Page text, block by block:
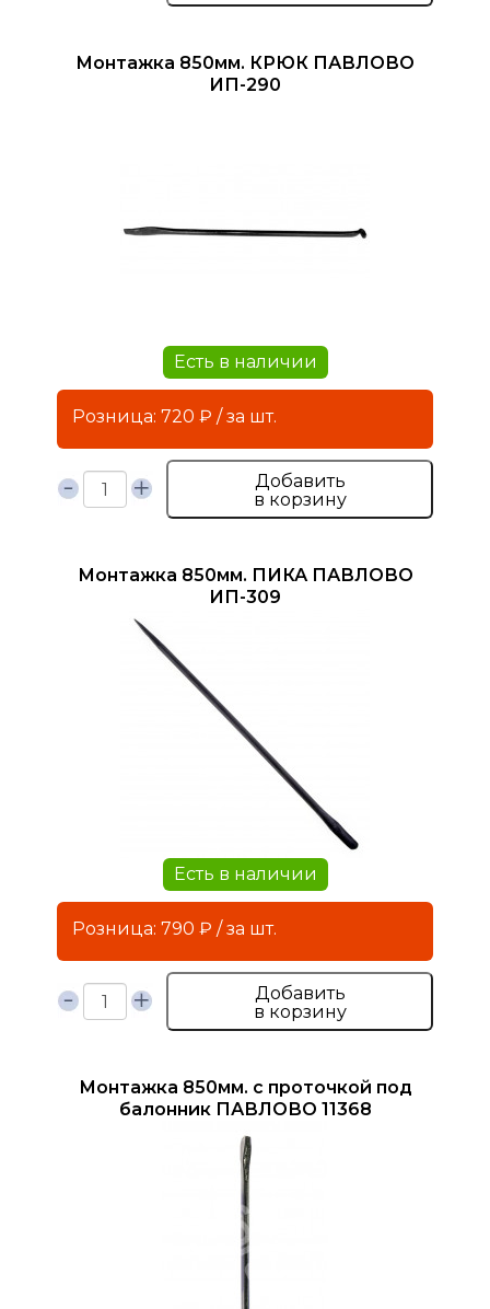
Монтажка 850мм. КРЮК ПАВЛОВО
ИП-290
Есть в наличии
Розница: 720 ₽ / за шт.
Добавить
в корзину
Монтажка 850мм. ПИКА ПАВЛОВО
ИП-309
Есть в наличии
Розница: 790 ₽ / за шт.
Добавить
в корзину
Монтажка 850мм. с проточкой под
балонник ПАВЛОВО 11368